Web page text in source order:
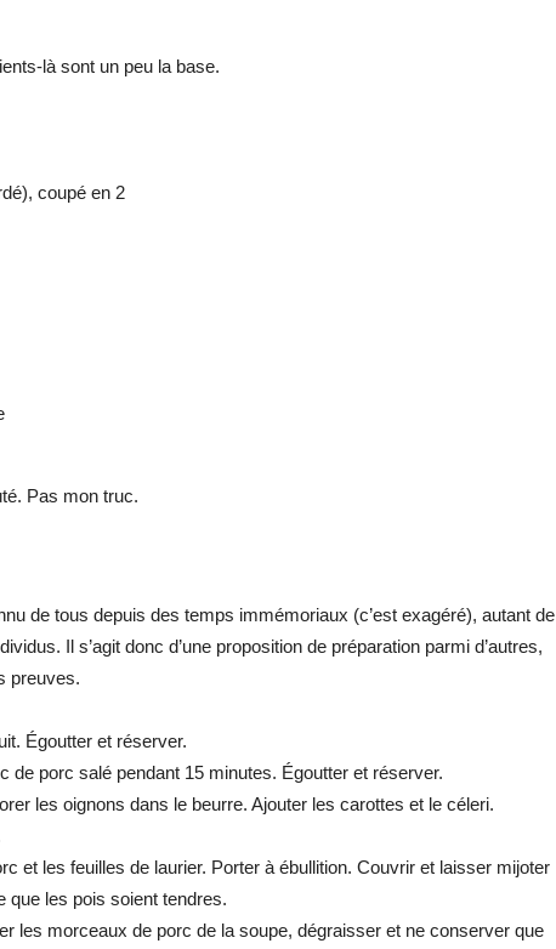
là sont un peu la base.
coupé en 2
Pas mon truc.
de tous depuis des temps immémoriaux (c’est exagéré), autant de
Il s’agit donc d’une proposition de préparation parmi d’autres,
preuves.
Égoutter et réserver.
de porc salé pendant 15 minutes. Égoutter et réserver.
les oignons dans le beurre. Ajouter les carottes et le céleri.
et les feuilles de laurier. Porter à ébullition. Couvrir et laisser mijoter
que les pois soient tendres.
les morceaux de porc de la soupe, dégraisser et ne conserver que